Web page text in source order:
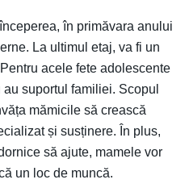
în primăvara anului
La ultimul etaj, va fi un
acele fete adolescente
suportul familiei. Scopul
mămicile să crească
și susținere. În plus,
să ajute, mamele vor
un loc de muncă.